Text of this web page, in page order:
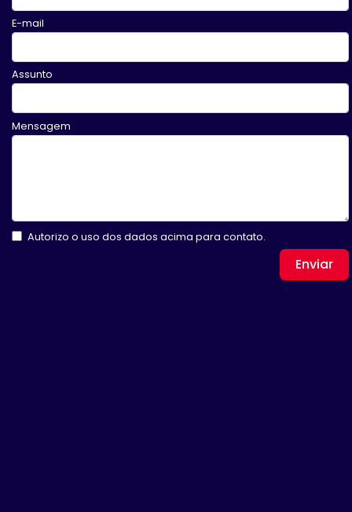
E-mail
Assunto
Mensagem
Autorizo o uso dos dados acima para contato.
Enviar